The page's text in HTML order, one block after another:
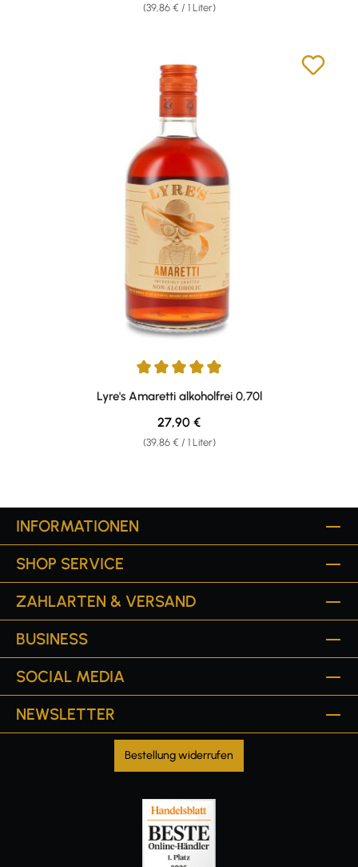
(39,86 € / 1 Liter)
Durchschnittliche Bewertung von 5 von 5 Sternen
Lyre's Amaretti alkoholfrei 0,70l
(39,86 € / 1 Liter)
Regulärer Preis:
27,90 €
INFORMATIONEN
SHOP SERVICE
ZAHLARTEN & VERSAND
BUSINESS
SOCIAL MEDIA
NEWSLETTER
Bestellung widerrufen